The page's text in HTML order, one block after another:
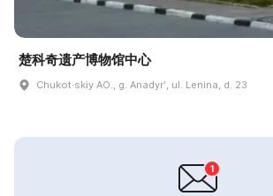
楚科奇遗产博物馆中心
Chukot·skiy AO., g. Anadyrʹ, ul. Lenina, d. 23